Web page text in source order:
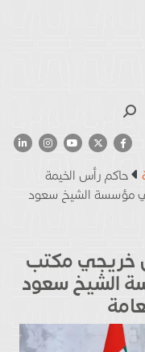
حاكم رأس الخيمة
مؤسسة الشيخ سعود
خريجي مكتب
الشيخ سعود